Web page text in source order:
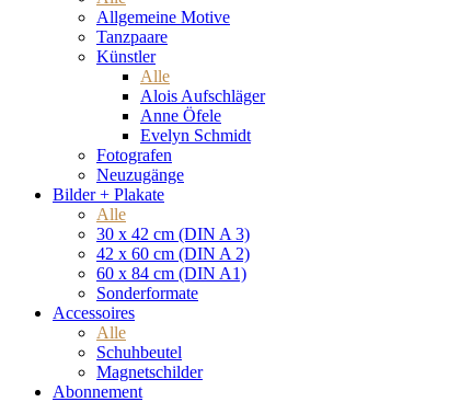
Allgemeine Motive
Tanzpaare
Künstler
Alle
Alois Aufschläger
Anne Öfele
Evelyn Schmidt
Fotografen
Neuzugänge
Bilder + Plakate
Alle
30 x 42 cm (DIN A 3)
42 x 60 cm (DIN A 2)
60 x 84 cm (DIN A1)
Sonderformate
Accessoires
Alle
Schuhbeutel
Magnetschilder
Abonnement